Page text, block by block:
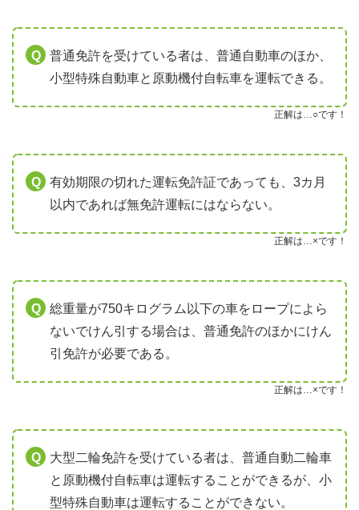
普通免許を受けている者は、普通自動車のほか、
小型特殊自動車と原動機付自転車を運転できる。
正解は…○です！
有効期限の切れた運転免許証であっても、3カ月
以内であれば無免許運転にはならない。
正解は…×です！
総重量が750キログラム以下の車をロープによら
ないでけん引する場合は、普通免許のほかにけん
引免許が必要である。
正解は…×です！
大型二輪免許を受けている者は、普通自動二輪車
と原動機付自転車は運転することができるが、小
型特殊自動車は運転することができない。